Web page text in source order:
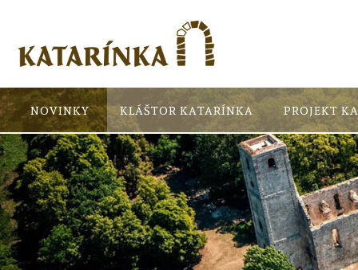
NOVINKY KLÁŠTOR KATARÍNKA PROJEKT